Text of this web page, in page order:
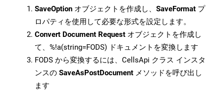
SaveOption オブジェクトを作成し、 SaveFormat プ
ロパティを使用して必要な形式を設定します。
Convert Document Request オブジェクトを作成し
て、%!a(string=FODS) ドキュメントを変換します
FODS から変換するには、CellsApi クラス インスタ
ンスの SaveAsPostDocument メソッドを呼び出し
ます